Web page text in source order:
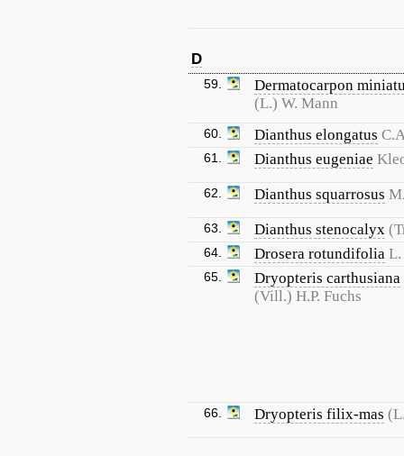
D
59.
Dermatocarpon
(L.) W. Mann
60. Dianthus elongatus
61. Dianthus eugeniae
62. Dianthus squarrosus
63. Dianthus stenocalyx
64. Drosera rotundifolia L.
65.
Dryopteris carthusiana
(Vill.) H.P. Fuchs
66. Dryopteris filix-mas